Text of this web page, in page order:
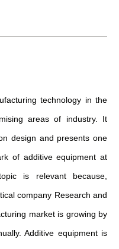
technology in the
areas of industry. It
design and presents one
of additive equipment at
is relevant because,
company Research and
market is growing by
Additive equipment is